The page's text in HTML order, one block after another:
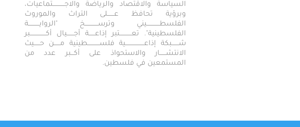
السياسة والاقتصاد والرياضة والاجــــــــــــتماعيات،
وبرؤية تحافظ عـــــــلى التراث والموروث
الفلسطـــــــــــــيني وترســـــــــــــخ "الروايـــــــــــة
الفلسطينية". تعــــــــــــتبر إذاعــــــة أجـــــــيال أكــــــــــــــــبر
شـــــــبكة إذاعـــــــــــــــــــية فلســــــــــــطينية مــــــن حــــــيث
الانتشــــــار والاستحواذ على أكـــبر عدد من
المستمعين في فلسطين.